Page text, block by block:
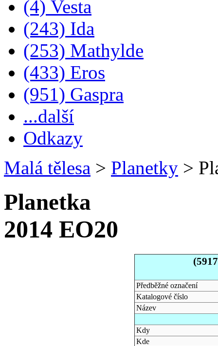
(4) Vesta
(243) Ida
(253) Mathylde
(433) Eros
(951) Gaspra
...další
Odkazy
Malá tělesa > Planetky >
Planetka
2014 EO20
Předběžné označení
Katalogové číslo
Název
Kdy
Kde